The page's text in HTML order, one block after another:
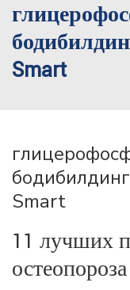
Smart
Smart
11 лучших
остеопороза